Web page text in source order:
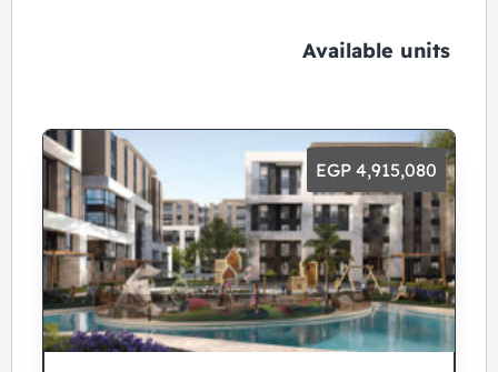
Available units
4,915,080 EGP